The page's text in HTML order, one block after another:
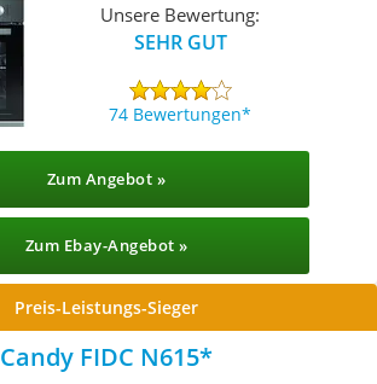
Unsere Bewertung:
SEHR GUT
74 Bewertungen
Zum Angebot »
Zum Ebay-Angebot »
Preis-Leistungs-Sieger
Candy FIDC N615